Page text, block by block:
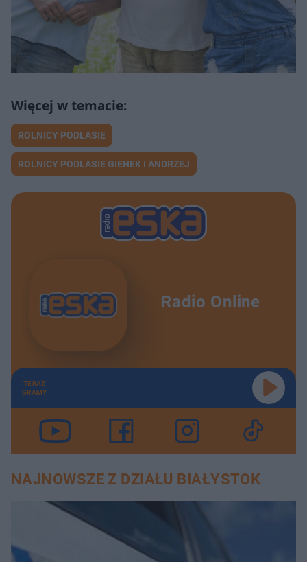
ROLNICY PODLASIE
ROLNICY PODLASIE GIENEK I ANDRZEJ
Radio Online
TERAZ
GRAMY
NAJNOWSZE Z DZIAŁU BIAŁYSTOK